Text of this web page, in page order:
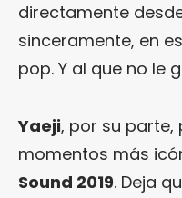
directamente
sinceramente, en
pop. Y al que no le
Yaeji, por su parte,
momentos más
Sound 2019. Deja